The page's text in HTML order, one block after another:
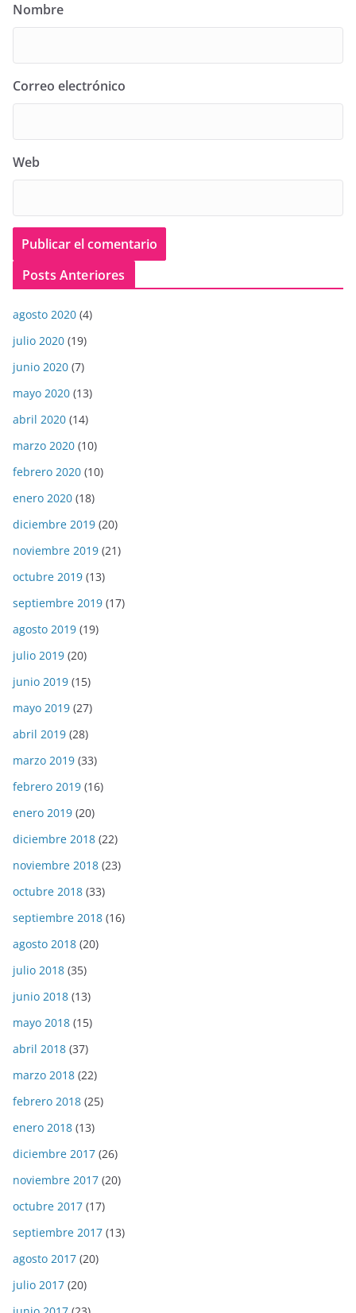
Nombre
Correo electrónico
Web
Posts Anteriores
agosto 2020 (4)
julio 2020 (19)
junio 2020 (7)
mayo 2020 (13)
abril 2020 (14)
marzo 2020 (10)
febrero 2020 (10)
enero 2020 (18)
diciembre 2019 (20)
noviembre 2019 (21)
octubre 2019 (13)
septiembre 2019 (17)
agosto 2019 (19)
julio 2019 (20)
junio 2019 (15)
mayo 2019 (27)
abril 2019 (28)
marzo 2019 (33)
febrero 2019 (16)
enero 2019 (20)
diciembre 2018 (22)
noviembre 2018 (23)
octubre 2018 (33)
septiembre 2018 (16)
agosto 2018 (20)
julio 2018 (35)
junio 2018 (13)
mayo 2018 (15)
abril 2018 (37)
marzo 2018 (22)
febrero 2018 (25)
enero 2018 (13)
diciembre 2017 (26)
noviembre 2017 (20)
octubre 2017 (17)
septiembre 2017 (13)
agosto 2017 (20)
julio 2017 (20)